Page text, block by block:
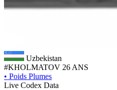
Uzbekistan
#KHOLMATOV 26 ANS
• Poids Plumes
Live Codex Data